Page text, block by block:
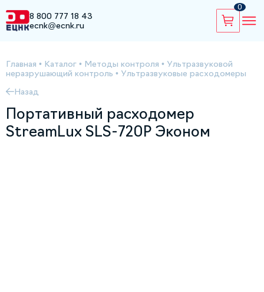
8 800 777 18 43
ecnk@ecnk.ru
0
Главная • Каталог • Методы контроля • Ультразвуковой
неразрушающий контроль • Ультразвуковые расходомеры
Назад
Портативный расходомер
StreamLux SLS-720P Эконом